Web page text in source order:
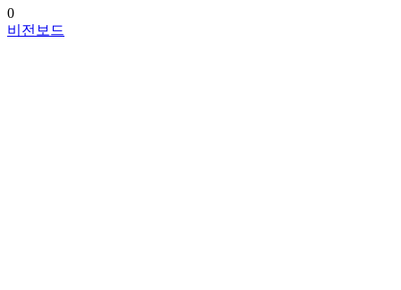
0
비전보드